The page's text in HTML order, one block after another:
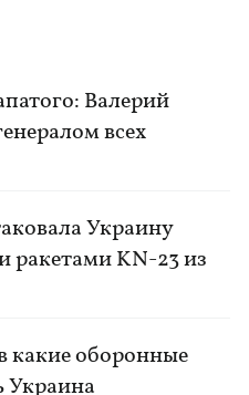
Валерий
всех
Украину
ракетами KN-23 из
какие оборонные
Украина